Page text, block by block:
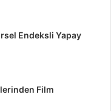
Endeksli Yapay
Film